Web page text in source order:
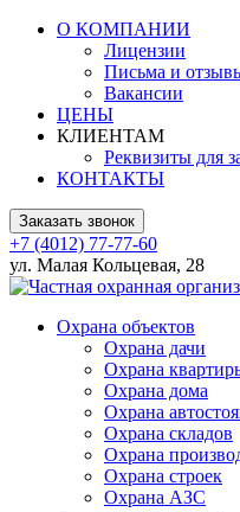
О КОМПАНИИ
Лицензии
Письма и
Вакансии
ЦЕНЫ
КЛИЕНТАМ
Реквизиты для
КОНТАКТЫ
Заказать звонок
+7 (4012) 77-77-60
ул. Малая Кольцевая, 28
Охрана объектов
Охрана дачи
Охрана
Охрана дома
Охрана
Охрана складов
Охрана
Охрана строек
Охрана АЗС